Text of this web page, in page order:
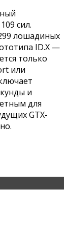
сил.
лошадиных
ID.X —
только
или
и
для
GTX-